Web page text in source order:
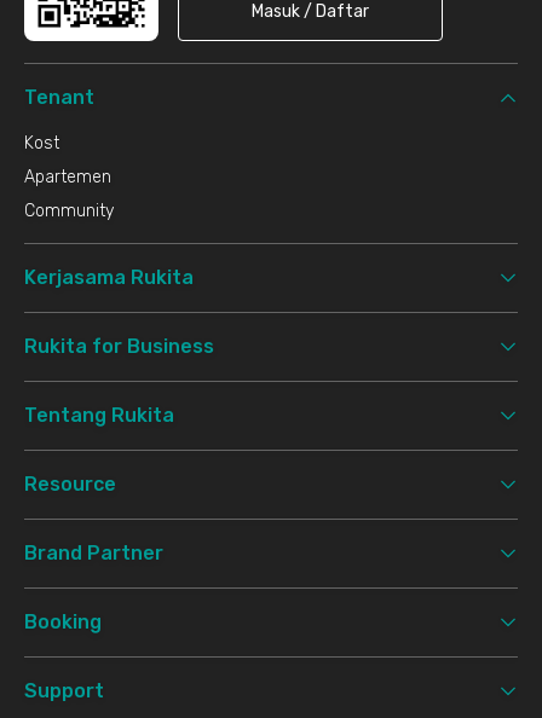
Masuk / Daftar
Tenant
Kost
Apartemen
Community
Kerjasama Rukita
Rukita for Business
Tentang Rukita
Resource
Brand Partner
Booking
Support